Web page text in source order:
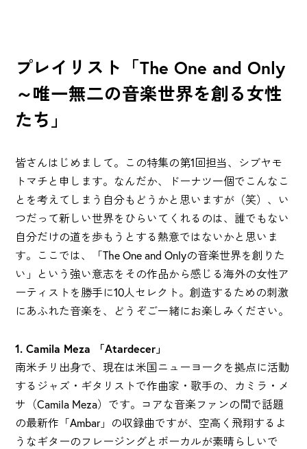
プレイリスト「The One and Only
～唯一無二の音楽世界を創る女性
たち」
皆さんはじめまして。この特集の第1回担当、シブヤモ
トマチと申します。なんだか、ドーナツ一個でこんなこ
とを考えてしまう自分もどうかと思いますが（笑）、い
つだって新しい世界をひらいてくれるのは、誰でもない
自分だけの道を歩もうとする熱意ではないかと思いま
す。ここでは、「The One and Onlyの音楽世界を創りた
い」という強い意志をその作品から感じる海外の女性ア
ーティストを勝手に10人セレクト。創造するための刺激
にあふれた音楽を、どうぞご一緒にお楽しみください。
1. Camila Meza 「Atardecer」
南米チリ出身で、現在は米国ニューヨークを拠点に活動
するジャズ・ギタリストで作曲家・歌手の、カミラ・メ
サ（Camila Meza）です。コアな音楽ファンの間で話題
の最新作「Ambar」の収録曲ですが、空高く飛翔するよ
うなギターのフレージングとボーカルが素晴らしいで